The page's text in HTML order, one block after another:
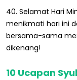
40. Selamat Hari
menikmati hari ini
bersama-sama
dikenang!
10 Ucapan